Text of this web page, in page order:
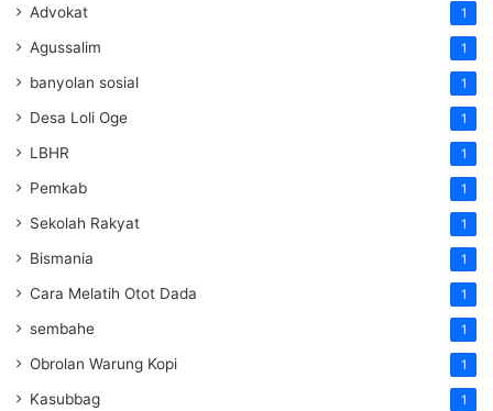
Advokat 1
Agussalim 1
banyolan sosial 1
Desa Loli Oge 1
LBHR 1
Pemkab 1
Sekolah Rakyat 1
Bismania 1
Cara Melatih Otot Dada 1
sembahe 1
Obrolan Warung Kopi 1
Kasubbag 1